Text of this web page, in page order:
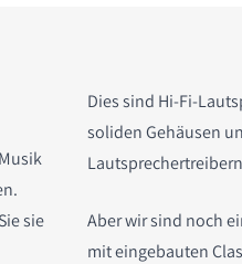
sie
Dies sind Hi-Fi-
soliden Gehäusen
Aber wir sind noch
mit eingebauten